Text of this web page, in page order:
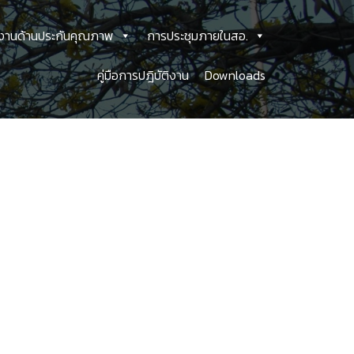
านด้านประกันคุณภาพ การประชุมภายในสอ.
คู่มือการปฎิบัติงาน Downloads